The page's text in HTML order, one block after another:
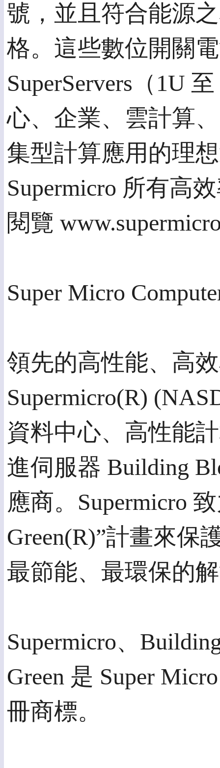
號，並且符合能源
格。這些數位開關
SuperServers（1U
心、企業、雲計算
集型計算應用的理
Supermicro 所有高
閱覽
Super Micro
領先的高性能、高
Supermicro(R)
資料中心、高性能
進伺服器 Building
應商。Supermicro
Green(R)”計畫來保
最節能、最環保的
Supermicro、
Green 是 Super
冊商標。